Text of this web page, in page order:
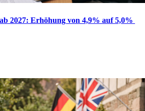
2027: Erhöhung von 4,9% auf 5,0%